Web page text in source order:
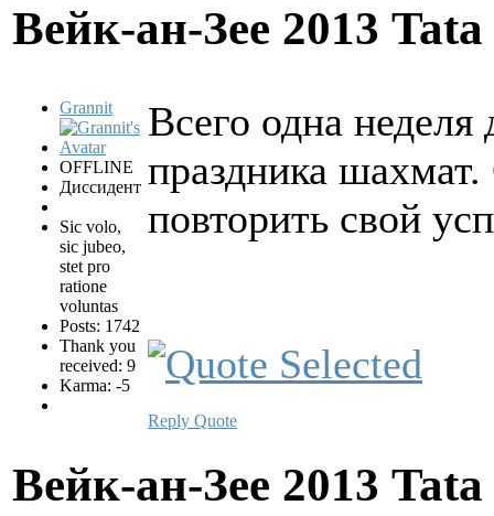
Вейк-ан-Зее 2013
Grannit
OFFLINE
Диссидент
Sic volo,
sic jubeo,
stet pro
ratione
voluntas
Posts: 1742
Thank you
received: 9
Karma: -5
Всего одна неделя
праздника
повторить свой
Reply Quote
Вейк-ан-Зее 2013